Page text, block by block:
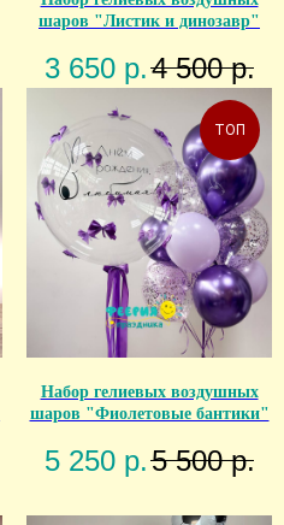
шаров "Листик и динозавр"
3 650 р.4 500 р.
ТОП
Набор гелиевых воздушных
шаров "Фиолетовые бантики"
5 250 р.5 500 р.